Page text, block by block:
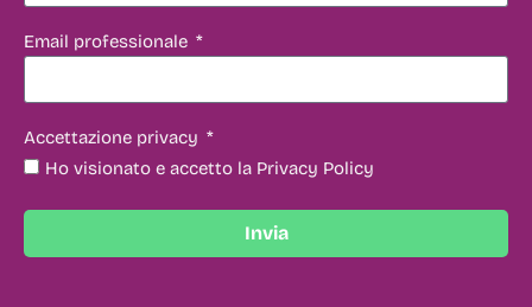
Email professionale
Accettazione privacy
Ho visionato e accetto la Privacy Policy
Invia